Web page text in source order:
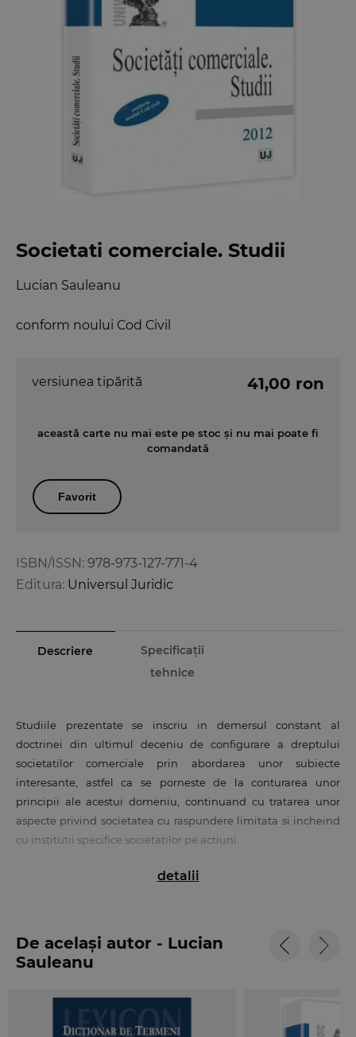
Societati comerciale. Studii
conform noului Cod Civil
Lucian Sauleanu
ISBN/ISSN: 978-973-127-771-4
Editura: Universul Juridic
versiunea tipărită 41,00 ron
această carte nu mai este pe stoc și nu mai poate fi
comandată
Favorit
Descriere
Specificații
tehnice
Studiile prezentate se inscriu in demersul constant al
doctrinei din ultimul deceniu de configurare a dreptului
societatilor comerciale prin abordarea unor subiecte
interesante, astfel ca se porneste de la conturarea unor
principii ale acestui domeniu, continuand cu tratarea unor
aspecte privind societatea cu raspundere limitata si incheind
cu institutii specifice societatilor pe actiuni.
Alegerea institutiilor nu a fost intamplatoare, ci a avut ca
din urma criteriu incadrandu-se, cu titlu de exemplu,
excluderea asociatilor, transmiterea actiunilor ori actiunea in
vedere structural focalizandu-se pe trei directii sau parti: daca
detalii
De același autor - Lucian
Sauleanu